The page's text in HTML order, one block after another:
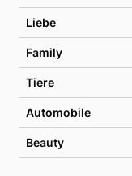
Liebe
Family
Tiere
Automobile
Beauty